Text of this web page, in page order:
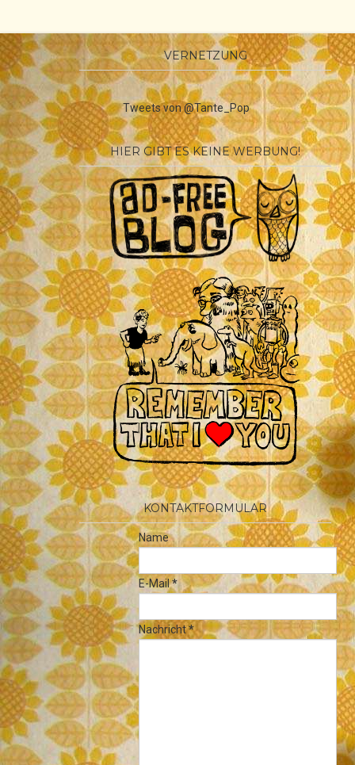
VERNETZUNG
Tweets von @Tante_Pop
HIER GIBT ES KEINE WERBUNG!
KONTAKTFORMULAR
Name
E-Mail*
Nachricht*